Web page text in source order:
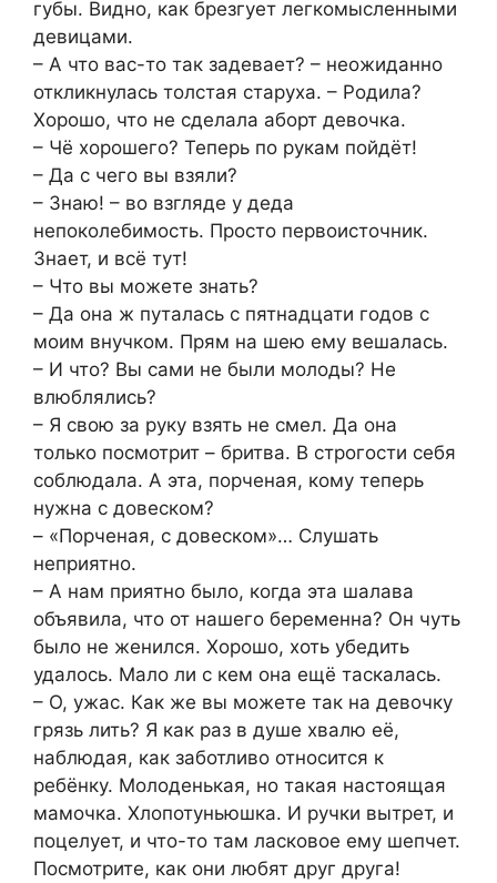
губы. Видно, как брезгует легкомысленными
девицами.
– А что вас-то так задевает? – неожиданно
откликнулась толстая старуха. – Родила?
Хорошо, что не сделала аборт девочка.
– Чё хорошего? Теперь по рукам пойдёт!
– Да с чего вы взяли?
– Знаю! – во взгляде у деда
непоколебимость. Просто первоисточник.
Знает, и всё тут!
– Что вы можете знать?
– Да она ж путалась с пятнадцати годов с
моим внучком. Прям на шею ему вешалась.
– И что? Вы сами не были молоды? Не
влюблялись?
– Я свою за руку взять не смел. Да она
только посмотрит – бритва. В строгости себя
соблюдала. А эта, порченая, кому теперь
нужна с довеском?
– «Порченая, с довеском»… Слушать
неприятно.
– А нам приятно было, когда эта шалава
объявила, что от нашего беременна? Он чуть
было не женился. Хорошо, хоть убедить
удалось. Мало ли с кем она ещё таскалась.
– О, ужас. Как же вы можете так на девочку
грязь лить? Я как раз в душе хвалю её,
наблюдая, как заботливо относится к
ребёнку. Молоденькая, но такая настоящая
мамочка. Хлопотуньюшка. И ручки вытрет, и
поцелует, и что-то там ласковое ему шепчет.
Посмотрите, как они любят друг друга!